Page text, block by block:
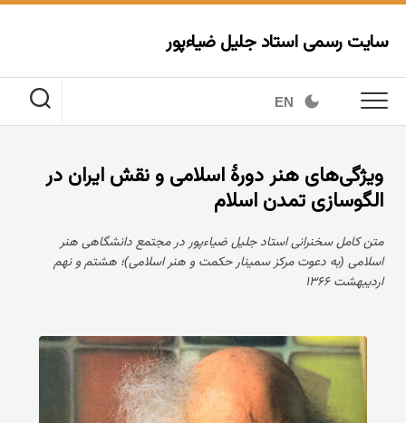
Skip
content
سایت رسمی استاد جلیل ضیاءپور
EN
ویژگی‌های هنر دورهٔ اسلامی و نقش ایران در
الگوسازی تمدن اسلام
متن کامل سخنرانی استاد جلیل ضیاءپور در مجتمع دانشگاهی هنر
اسلامی (به دعوت مرکز سمینار حکمت و هنر اسلامی)؛ هشتم و نهم
اردیبهشت ۱۳۶۶